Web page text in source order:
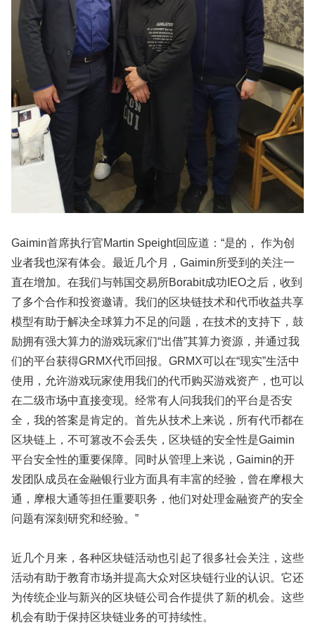
Gaimin首席执行官Martin Speight回应道：“是的， 作为创
业者我也深有体会。最近几个月，Gaimin所受到的关注一
直在增加。在我们与韩国交易所Borabit成功IEO之后，收到
了多个合作和投资邀请。我们的区块链技术和代币收益共享
模型有助于解决全球算力不足的问题，在技术的支持下，鼓
励拥有强大算力的游戏玩家们“出借”其算力资源，并通过我
们的平台获得GRMX代币回报。GRMX可以在“现实”生活中
使用，允许游戏玩家使用我们的代币购买游戏资产，也可以
在二级市场中直接变现。经常有人问我我们的平台是否安
全，我的答案是肯定的。首先从技术上来说，所有代币都在
区块链上，不可篡改不会丢失，区块链的安全性是Gaimin
平台安全性的重要保障。同时从管理上来说，Gaimin的开
发团队成员在金融银行业方面具有丰富的经验，曾在摩根大
通，摩根大通等担任重要职务，他们对处理金融资产的安全
问题有深刻研究和经验。”
近几个月来，各种区块链活动也引起了很多社会关注，这些
活动有助于教育市场并提高大众对区块链行业的认识。它还
为传统企业与新兴的区块链公司合作提供了新的机会。这些
机会有助于保持区块链业务的可持续性。